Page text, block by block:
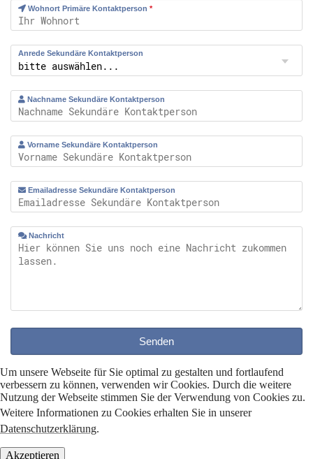
Wohnort Primäre Kontaktperson *
Anrede Sekundäre Kontaktperson
Nachname Sekundäre Kontaktperson
Vorname Sekundäre Kontaktperson
Emailadresse Sekundäre Kontaktperson
Nachricht
Senden
Um unsere Webseite für Sie optimal zu gestalten und fortlaufend
verbessern zu können, verwenden wir Cookies. Durch die weitere
Nutzung der Webseite stimmen Sie der Verwendung von Cookies zu.
Weitere Informationen zu Cookies erhalten Sie in unserer
Datenschutzerklärung.
Akzeptieren